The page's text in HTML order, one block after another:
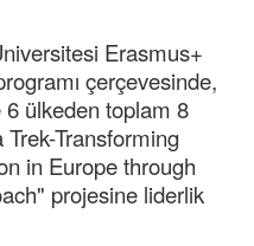
Erasmus+
çerçevesinde,
6 ülkeden toplam 8
Transforming
in Europe through
projesine liderlik